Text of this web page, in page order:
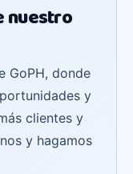
nuestro
GoPH, donde
y
clientes y
y hagamos